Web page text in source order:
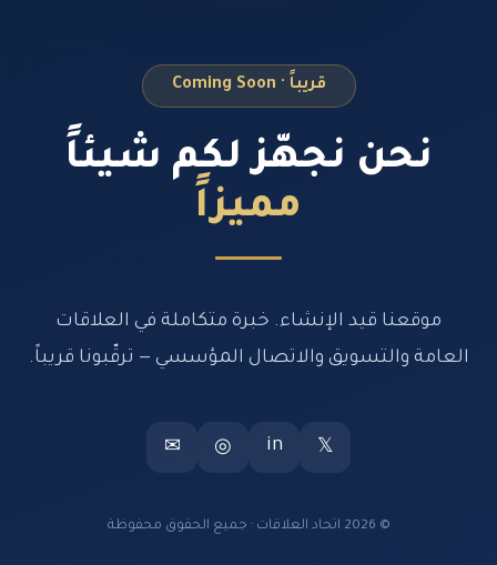
قريباً · Coming Soon
نحن نجهّز لكم شيئاً
مميزاً
موقعنا قيد الإنشاء. خبرة متكاملة في العلاقات
العامة والتسويق والاتصال المؤسسي — ترقّبونا قريباً.
𝕏
in
◎
✉
© 2026 اتحاد العلاقات · جميع الحقوق محفوظة